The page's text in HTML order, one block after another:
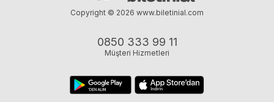
0850 333 99 11
Müşteri Hizmetleri
Copyright © 2026 www.biletinial.com